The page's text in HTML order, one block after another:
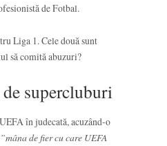
de Fotbal.
Liga 1. Cele două sunt
să comită abuzuri?
supercluburi
în judecată, acuzând-o
”mâna de fier cu care UEFA